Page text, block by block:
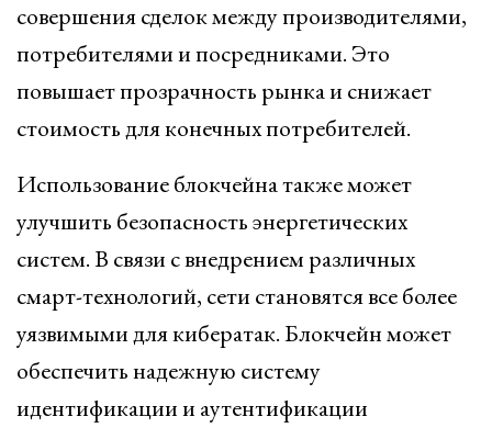
совершения сделок между производителями,
потребителями и посредниками. Это
повышает прозрачность рынка и снижает
стоимость для конечных потребителей.
Использование блокчейна также может
улучшить безопасность энергетических
систем. В связи с внедрением различных
смарт-технологий, сети становятся все более
уязвимыми для кибератак. Блокчейн может
обеспечить надежную систему
идентификации и аутентификации